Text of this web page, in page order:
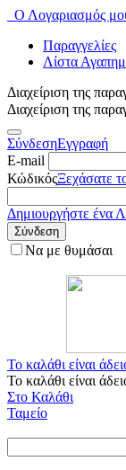
Ο Λογαριασμός
Παραγγελίες
Λίστα
Διαχείριση της
Διαχείριση της
ΣύνδεσηΕγγραφή
E-mail
ΚώδικόςΞεχάσατε
Δημιουργήστε ένα
Σύνδεση
Να με θυμάσαι
Το καλάθι είναι
Το καλάθι είναι
Στο Καλάθι
Ταμείο